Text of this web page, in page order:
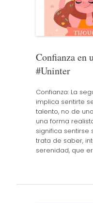
Confianza en
#Uninter
Confianza: La
implica sentirte
talento, no de
una forma
significa sentirse
trata de saber,
serenidad, que